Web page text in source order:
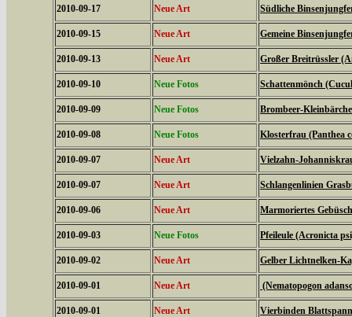
2010-09-17 Neue Art Südliche
2010-09-15 Neue Art Gemeine
2010-09-13 Neue Art Großer Breitrüssler
2010-09-10 Neue Fotos Schattenmönch
2010-09-09 Neue Fotos Brombeer-
2010-09-08 Neue Fotos Klosterfrau (Panthea
2010-09-07 Neue Art Vielzahn-
2010-09-07 Neue Art Schlangenlinien
2010-09-06 Neue Art Marmoriertes
2010-09-03 Neue Fotos Pfeileule (Acronicta
2010-09-02 Neue Art Gelber Lichtnelken-
2010-09-01 Neue Art (Nematopogon
2010-09-01 Neue Art Vierbinden